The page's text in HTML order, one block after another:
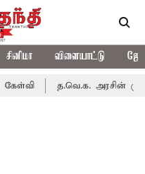
சினிமா விளையாட்டு
த.வெ.க. அரசின் முதல்